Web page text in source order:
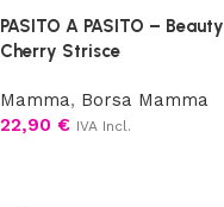
PASITO A PASITO – Beauty
Cherry Strisce
Mamma, Borsa Mamma
22,90 € IVA Incl.